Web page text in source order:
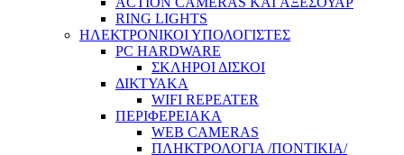
RING LIGHTS
ΗΛΕΚΤΡΟΝΙΚΟΙ ΥΠΟΛΟΓΙΣΤΕΣ
PC HARDWARE
ΣΚΛΗΡΟΙ ΔΙΣΚΟΙ
ΔΙΚΤΥΑΚΑ
WIFI REPEATER
ΠΕΡΙΦΕΡΕΙΑΚΑ
WEB CAMERAS
ΠΛΗΚΤΡΟΛΟΓΙΑ /ΠΟΝΤΙΚΙΑ/